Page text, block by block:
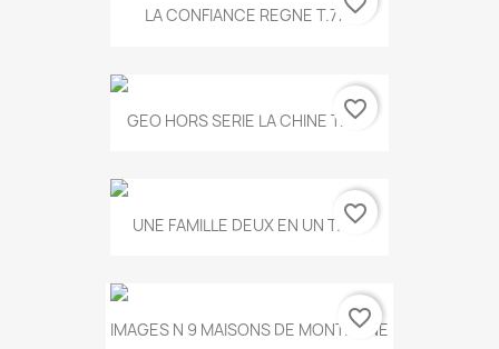
LA CONFIANCE REGNE T.778
GEO HORS SERIE LA CHINE T.497
favorite_border
UNE FAMILLE DEUX EN UN T.675
favorite_border
IMAGES N 9 MAISONS DE MONTAGNE
favorite_border